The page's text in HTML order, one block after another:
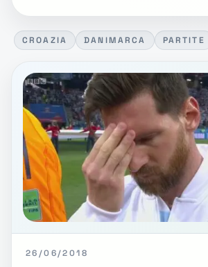
CROAZIA DANIMARCA PARTITE
26/06/2018